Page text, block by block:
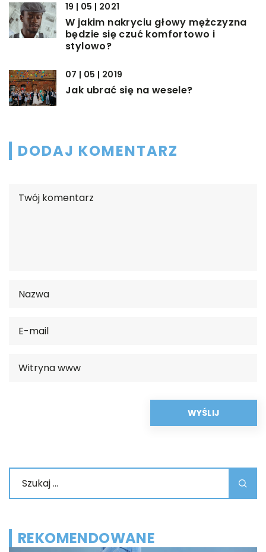
19 | 05 | 2021
W jakim nakryciu głowy mężczyzna
będzie się czuć komfortowo i
stylowo?
07 | 05 | 2019
Jak ubrać się na wesele?
DODAJ KOMENTARZ
REKOMENDOWANE